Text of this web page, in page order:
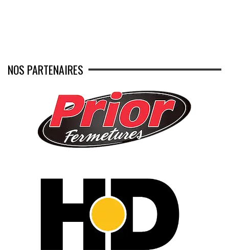
NOS PARTENAIRES